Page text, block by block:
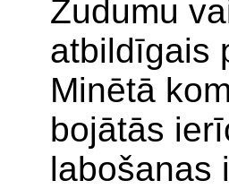
Zudumu
atbildīgais
Minētā
bojātās
labošanas